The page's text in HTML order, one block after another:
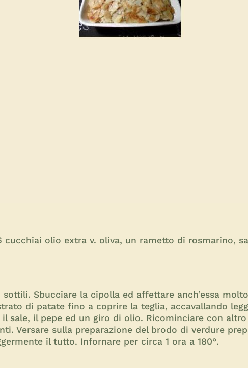
olio extra v. oliva, un rametto di rosmarino,
Sbucciare la cipolla ed affettare anch’essa
di patate fino a coprire la teglia, accavallando
sale, il pepe ed un giro di olio. Ricominciare con
Versare sulla preparazione del brodo di verdure
il tutto. Infornare per circa 1 ora a 180°.